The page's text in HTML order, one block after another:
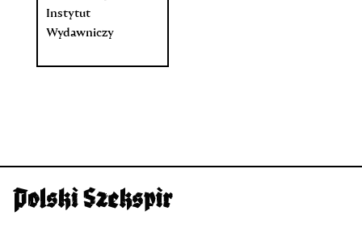
Instytut
Wydawniczy